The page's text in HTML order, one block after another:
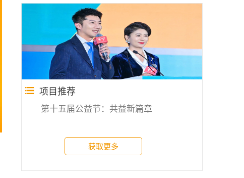
项目推荐
第十五届公益节：共益新篇章
获取更多